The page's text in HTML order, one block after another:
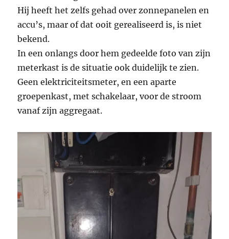
Hij heeft het zelfs gehad over zonnepanelen en
accu’s, maar of dat ooit gerealiseerd is, is niet
bekend.
In een onlangs door hem gedeelde foto van zijn
meterkast is de situatie ook duidelijk te zien.
Geen elektriciteitsmeter, en een aparte
groepenkast, met schakelaar, voor de stroom
vanaf zijn aggregaat.